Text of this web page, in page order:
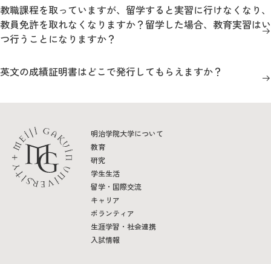
教職課程を取っていますが、留学すると実習に行けなくなり、
教員免許を取れなくなりますか？留学した場合、教育実習はい
つ行うことになりますか？
英文の成績証明書はどこで発行してもらえますか？
明治学院大学について
教育
研究
学生生活
留学・国際交流
キャリア
ボランティア
生涯学習・社会連携
入試情報